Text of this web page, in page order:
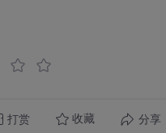
打赏 收藏 分享